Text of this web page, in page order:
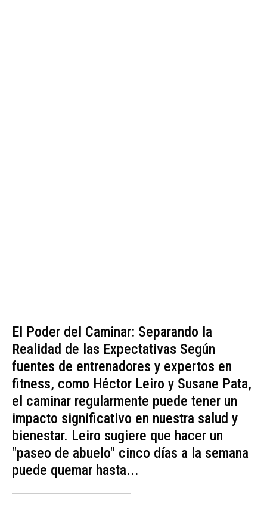
El Poder del Caminar: Separando la
Realidad de las Expectativas Según
fuentes de entrenadores y expertos en
fitness, como Héctor Leiro y Susane Pata,
el caminar regularmente puede tener un
impacto significativo en nuestra salud y
bienestar. Leiro sugiere que hacer un
"paseo de abuelo" cinco días a la semana
puede quemar hasta...